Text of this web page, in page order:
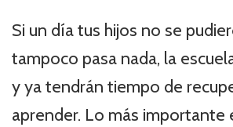
Si un día tus hijos no se
tampoco pasa nada, la
y ya tendrán tiempo de
aprender. Lo más importante